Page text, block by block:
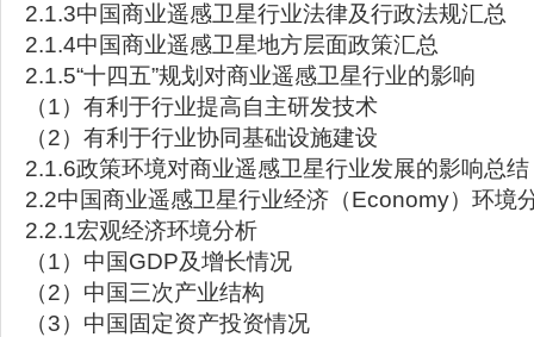
2.1.3中国商业遥感卫星行业法律及行政法规汇总
2.1.4中国商业遥感卫星地方层面政策汇总
2.1.5“十四五”规划对商业遥感卫星行业的影响
（1）有利于行业提高自主研发技术
（2）有利于行业协同基础设施建设
2.1.6政策环境对商业遥感卫星行业发展的影响总结
2.2中国商业遥感卫星行业经济（Economy）环境
2.2.1宏观经济环境分析
（1）中国GDP及增长情况
（2）中国三次产业结构
（3）中国固定资产投资情况